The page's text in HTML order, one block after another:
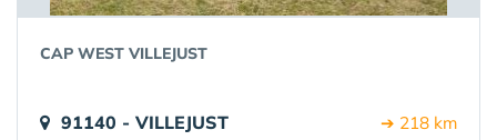
CAP WEST VILLEJUST
91140 - VILLEJUST ➔ 218 km